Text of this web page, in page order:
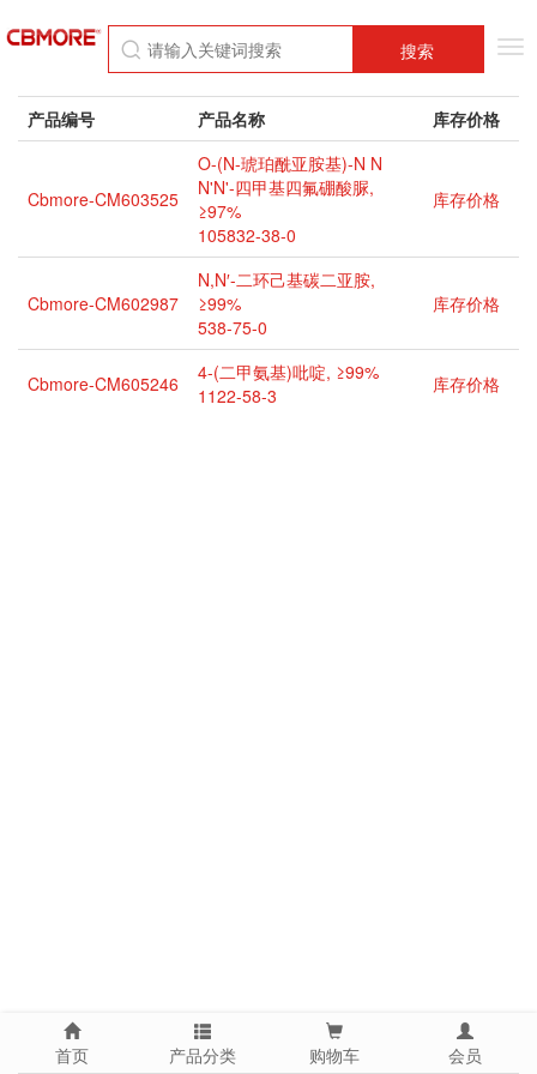
搜索
产品编号 产品名称 库存价格
Cbmore-CM603525
O-(N-琥珀酰亚胺基)-N N
N'N'-四甲基四氟硼酸脲,
≥97%
105832-38-0
库存价格
Cbmore-CM602987
N,N′-二环己基碳二亚胺,
≥99%
538-75-0
库存价格
Cbmore-CM605246
4-(二甲氨基)吡啶, ≥99%
1122-58-3
库存价格
首页 产品分类 购物车 会员